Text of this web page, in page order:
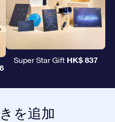
Super Star Gift HK$ 837
を追加